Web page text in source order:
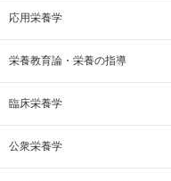
応用栄養学
栄養教育論・栄養の指導
臨床栄養学
公衆栄養学